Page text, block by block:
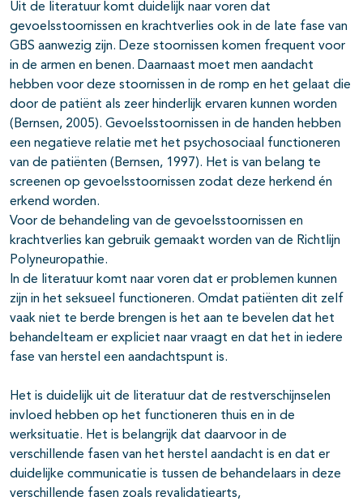
Uit de literatuur komt duidelijk naar voren dat
gevoelsstoornissen en krachtverlies ook in de late fase van
GBS aanwezig zijn. Deze stoornissen komen frequent voor
in de armen en benen. Daarnaast moet men aandacht
hebben voor deze stoornissen in de romp en het gelaat die
door de patiënt als zeer hinderlijk ervaren kunnen worden
(Bernsen, 2005). Gevoelsstoornissen in de handen hebben
een negatieve relatie met het psychosociaal functioneren
van de patiënten (Bernsen, 1997). Het is van belang te
screenen op gevoelsstoornissen zodat deze herkend én
erkend worden.
Voor de behandeling van de gevoelsstoornissen en
krachtverlies kan gebruik gemaakt worden van de Richtlijn
Polyneuropathie.
In de literatuur komt naar voren dat er problemen kunnen
zijn in het seksueel functioneren. Omdat patiënten dit zelf
vaak niet te berde brengen is het aan te bevelen dat het
behandelteam er expliciet naar vraagt en dat het in iedere
fase van herstel een aandachtspunt is.
Het is duidelijk uit de literatuur dat de restverschijnselen
invloed hebben op het functioneren thuis en in de
werksituatie. Het is belangrijk dat daarvoor in de
verschillende fasen van het herstel aandacht is en dat er
duidelijke communicatie is tussen de behandelaars in deze
verschillende fasen zoals revalidatiearts,